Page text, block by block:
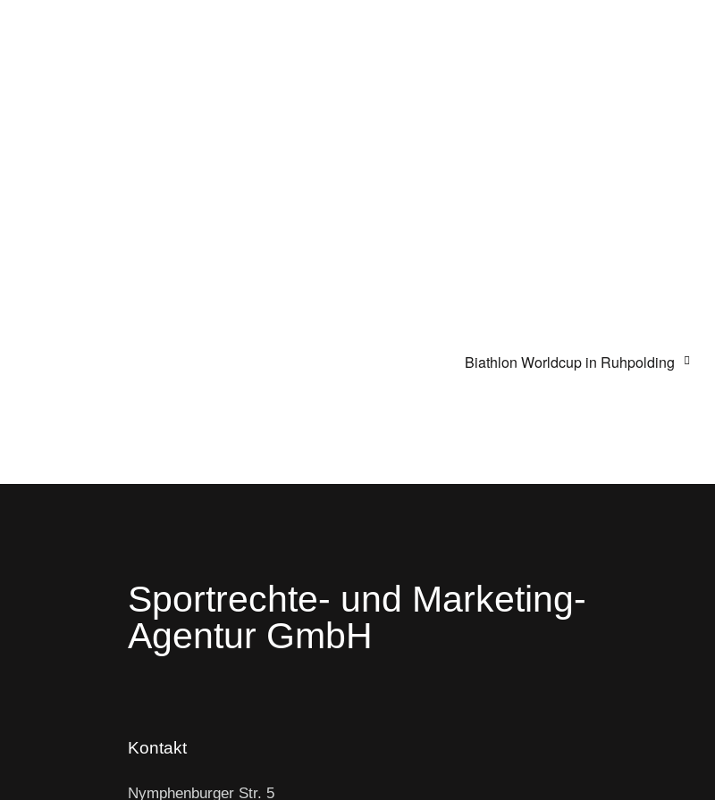
Biathlon Worldcup in Ruhpolding
Sportrechte- und Marketing-
Agentur GmbH
Kontakt
Nymphenburger Str. 5